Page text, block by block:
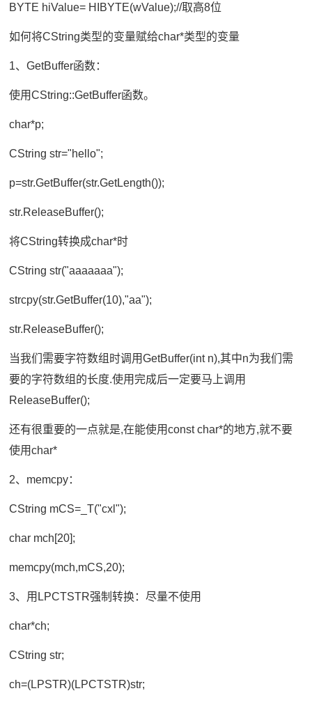
BYTE hiValue= HIBYTE(wValue);//取高8位
如何将CString类型的变量赋给char*类型的变量
1、GetBuffer函数：
使用CString::GetBuffer函数。
char*p;
CString str="hello";
p=str.GetBuffer(str.GetLength());
str.ReleaseBuffer();
将CString转换成char*时
CString str("aaaaaaa");
strcpy(str.GetBuffer(10),"aa");
str.ReleaseBuffer();
当我们需要字符数组时调用GetBuffer(int n),其中n为我们需
要的字符数组的长度.使用完成后一定要马上调用
ReleaseBuffer();
还有很重要的一点就是,在能使用const char*的地方,就不要
使用char*
2、memcpy：
CString mCS=_T("cxl");
char mch[20];
memcpy(mch,mCS,20);
3、用LPCTSTR强制转换：尽量不使用
char*ch;
CString str;
ch=(LPSTR)(LPCTSTR)str;